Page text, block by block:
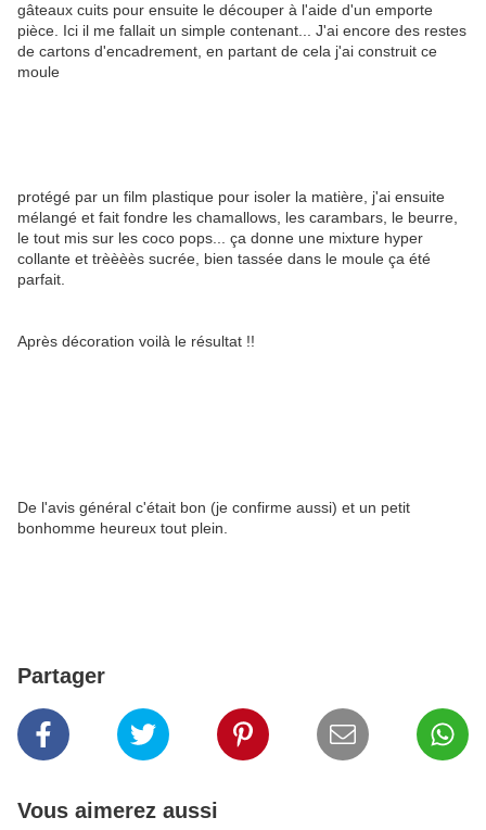
gâteaux cuits pour ensuite le découper à l'aide d'un emporte
pièce. Ici il me fallait un simple contenant... J'ai encore des restes
de cartons d'encadrement, en partant de cela j'ai construit ce
moule
protégé par un film plastique pour isoler la matière, j'ai ensuite
mélangé et fait fondre les chamallows, les carambars, le beurre,
le tout mis sur les coco pops... ça donne une mixture hyper
collante et trèèèès sucrée, bien tassée dans le moule ça été
parfait.
Après décoration voilà le résultat !!
De l'avis général c'était bon (je confirme aussi) et un petit
bonhomme heureux tout plein.
Partager
Vous aimerez aussi